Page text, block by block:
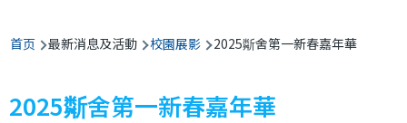
面
包
屑
首页 最新消息及活動 校園展影 2025斴舍第一新春嘉年華
2025斴舍第一新春嘉年華